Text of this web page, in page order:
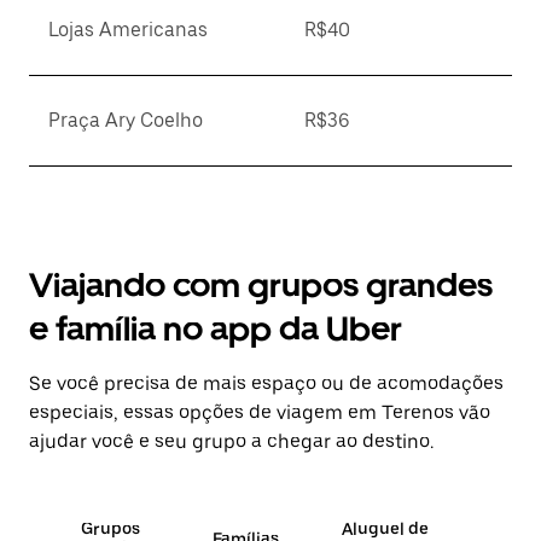
Lojas Americanas R$40
Praça Ary Coelho R$36
Viajando com grupos grandes
e família no app da Uber
Se você precisa de mais espaço ou de acomodações
especiais, essas opções de viagem em Terenos vão
ajudar você e seu grupo a chegar ao destino.
Grupos
Aluguel de